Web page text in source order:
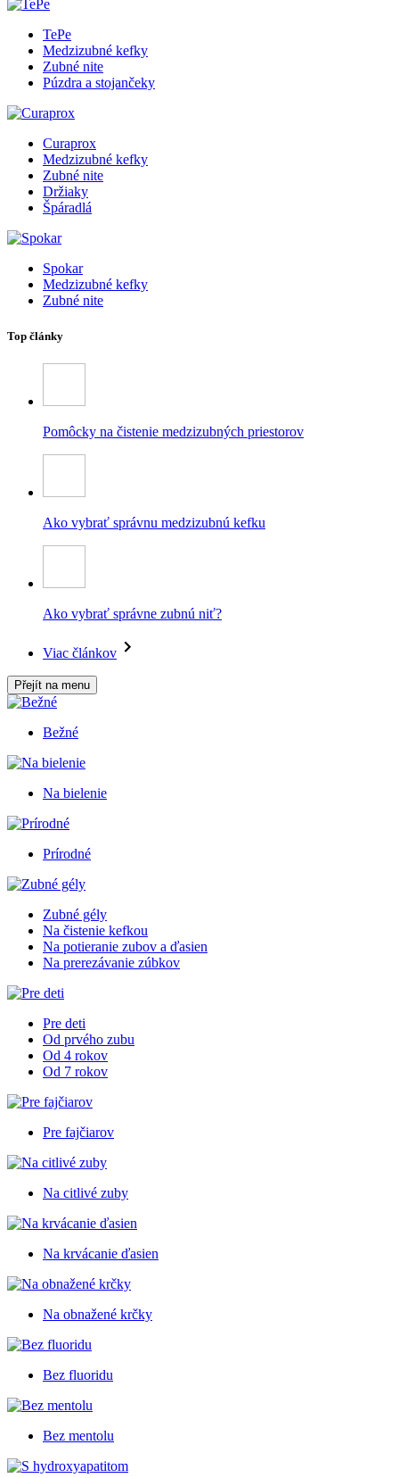
TePe
Medzizubné kefky
Zubné nite
Púzdra a stojančeky
Curaprox
Medzizubné kefky
Zubné nite
Držiaky
Špáradlá
Spokar
Medzizubné kefky
Zubné nite
Top články
Pomôcky na čistenie medzizubných priestorov
Ako vybrať správnu medzizubnú kefku
Ako vybrať správne zubnú niť?
Viac článkov
Přejít na menu
Bežné
Na bielenie
Prírodné
Zubné gély
Na čistenie kefkou
Na potieranie zubov a ďasien
Na prerezávanie zúbkov
Pre deti
Od prvého zubu
Od 4 rokov
Od 7 rokov
Pre fajčiarov
Na citlivé zuby
Na krvácanie ďasien
Na obnažené krčky
Bez fluoridu
Bez mentolu